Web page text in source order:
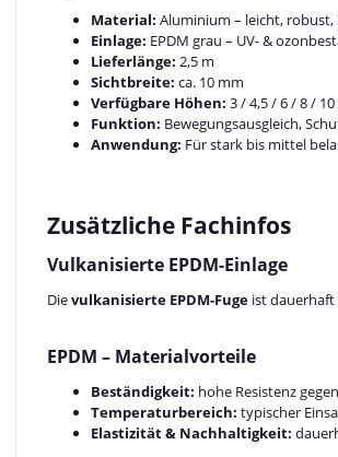
Material: Aluminium – leicht,
Einlage: EPDM grau – UV- &
Lieferlänge: 2,5 m
Sichtbreite: ca. 10 mm
Verfügbare Höhen: 3 / 4,5 / 6 / 8 /
Funktion: Bewegungsausgleich,
Anwendung: Für stark bis mittel
Zusätzliche Fachinfos
Vulkanisierte EPDM-Einlage
Dievulkanisierte EPDM-Fuge ist
EPDM – Materialvorteile
Beständigkeit: hohe Resistenz
Temperaturbereich: typischer
Elastizität & Nachhaltigkeit: